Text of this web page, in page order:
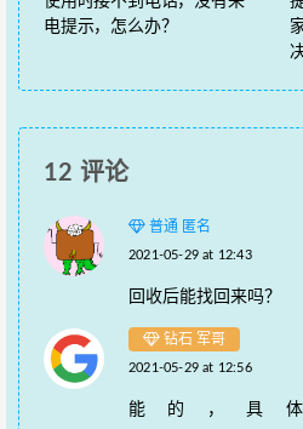
电提示，怎么办？
12 评论
普通 匿名
2021-05-29 at 12:43
回收后能找回来吗？
钻石 军哥
2021-05-29 at 12:56
能的，具